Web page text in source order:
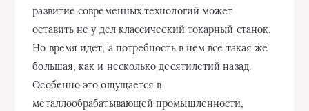
развитие современных технологий может
оставить не у дел классический токарный станок.
Но время идет, а потребность в нем все такая же
большая, как и несколько десятилетий назад.
Особенно это ощущается в
металлообрабатывающей промышленности,